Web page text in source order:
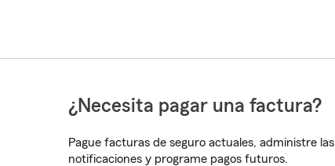
¿Necesita pagar una factura?
Pague facturas de seguro actuales, administre las
notificaciones y programe pagos futuros.